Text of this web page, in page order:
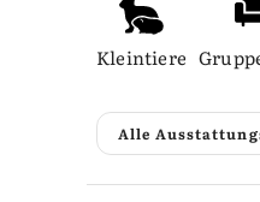
Kleintiere
Alle